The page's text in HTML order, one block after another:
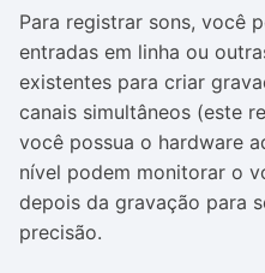
Para registrar sons, você
entradas em linha ou
existentes para criar
canais simultâneos (este
você possua o hardware
nível podem monitorar o
depois da gravação para
precisão.